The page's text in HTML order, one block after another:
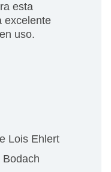
esta
excelente
uso.
Lois Ehlert